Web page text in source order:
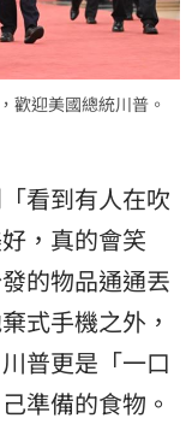
歡迎美國總統川普。
看到有人在吹
，真的會笑
的物品通通丟
式手機之外，
普更是「一口
準備的食物。​